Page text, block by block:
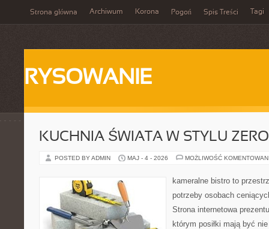
Strona główna Archiwum Korona Pogoń Spis Treści Tagi
RYSOWANIE
KUCHNIA ŚWIATA W STYLU
POSTED BY ADMIN MAJ - 4 - 2026 MOŻLIWOŚĆ
kameralne bistro to
potrzeby osobach
Strona internetowa
którym posiłki mają być